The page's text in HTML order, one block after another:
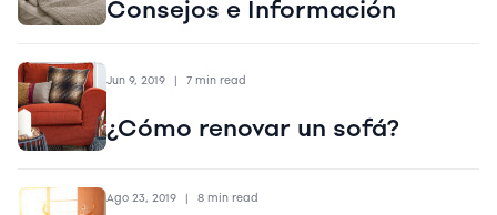
Consejos e Información
Jun 9, 2019 | 7 min read
¿Cómo renovar un sofá?
Ago 23, 2019 | 8 min read